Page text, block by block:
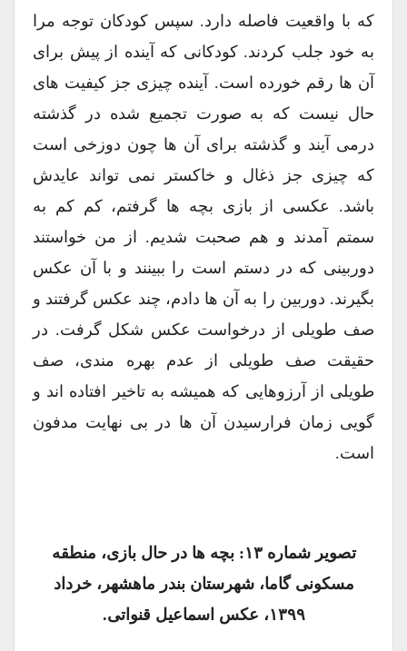
که با واقعیت فاصله دارد. سپس کودکان توجه مرا
به خود جلب کردند. کودکانی که آینده از پیش برای
آن ها رقم خورده است. آینده چیزی جز کیفیت های
حال نیست که به صورت تجمیع شده در گذشته
درمی آیند و گذشته برای آن ها چون دوزخی است
که چیزی جز ذغال و خاکستر نمی تواند عایدش
باشد. عکسی از بازی بچه ها گرفتم، کم کم به
سمتم آمدند و هم صحبت شدیم. از من خواستند
دوربینی که در دستم است را ببینند و با آن عکس
بگیرند. دوربین را به آن ها دادم، چند عکس گرفتند و
صف طویلی از درخواست عکس شکل گرفت. در
حقیقت صف طویلی از عدم بهره مندی، صف
طویلی از آرزوهایی که همیشه به تاخیر افتاده اند و
گویی زمان فرارسیدن آن ها در بی نهایت مدفون
است.
تصویر شماره ۱۳: بچه ها در حال بازی، منطقه
مسکونی گاما، شهرستان بندر ماهشهر، خرداد
۱۳۹۹، عکس اسماعیل قنواتی.